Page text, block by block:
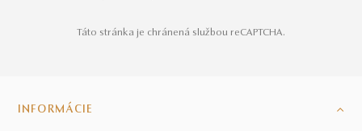
Táto stránka je chránená službou reCAPTCHA.
INFORMÁCIE